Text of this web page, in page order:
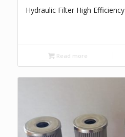
Hydraulic Filter High Efficiency
Read more